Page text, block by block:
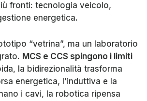
fronti: tecnologia veicolo,
energetica.
“vetrina”, ma un laboratorio
MCS e CCS spingono i limiti
la bidirezionalità trasforma
energetica, l’induttiva e la
i cavi, la robotica ripensa